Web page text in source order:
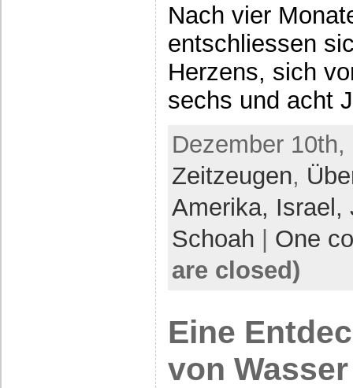
Nach vier
entschliessen
Herzens, sich
sechs und acht
Dezember
Zeitzeugen,
Amerika, Israel,
Schoah
One
are closed)
Eine
von Wasser